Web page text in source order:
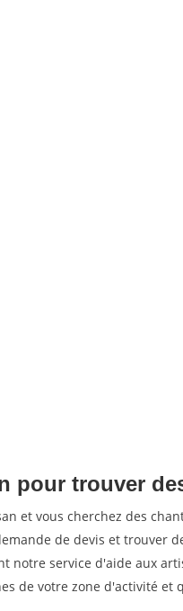
pour trouver
et vous cherchez des
de devis et trouver
notre service d'aide aux
de votre zone d'activité